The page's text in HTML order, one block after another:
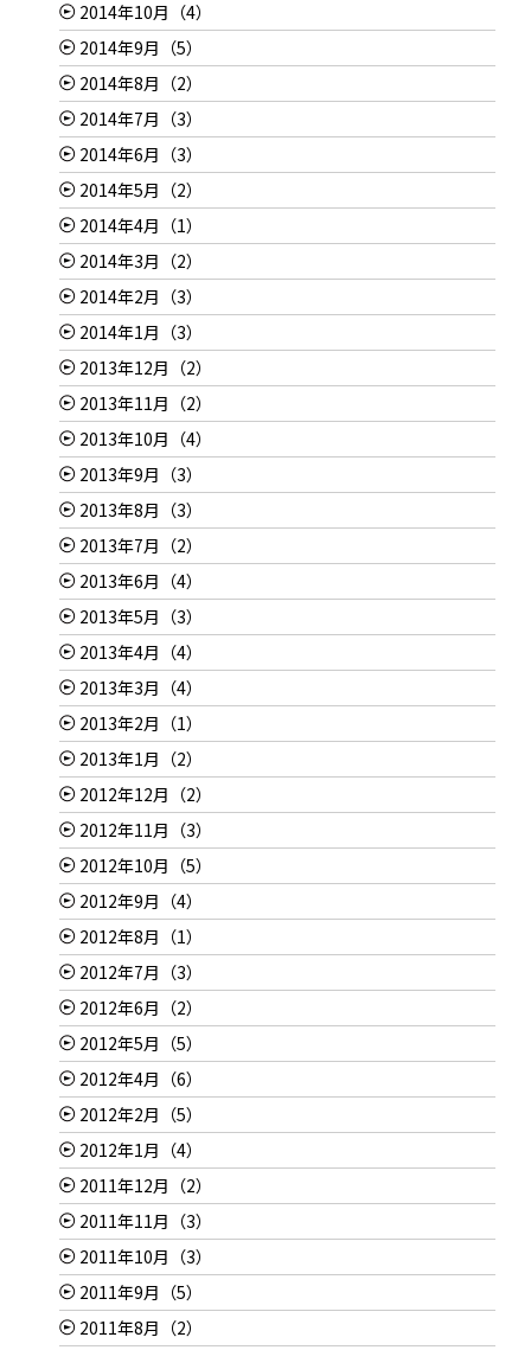
2014年10月（4）
2014年9月（5）
2014年8月（2）
2014年7月（3）
2014年6月（3）
2014年5月（2）
2014年4月（1）
2014年3月（2）
2014年2月（3）
2014年1月（3）
2013年12月（2）
2013年11月（2）
2013年10月（4）
2013年9月（3）
2013年8月（3）
2013年7月（2）
2013年6月（4）
2013年5月（3）
2013年4月（4）
2013年3月（4）
2013年2月（1）
2013年1月（2）
2012年12月（2）
2012年11月（3）
2012年10月（5）
2012年9月（4）
2012年8月（1）
2012年7月（3）
2012年6月（2）
2012年5月（5）
2012年4月（6）
2012年2月（5）
2012年1月（4）
2011年12月（2）
2011年11月（3）
2011年10月（3）
2011年9月（5）
2011年8月（2）